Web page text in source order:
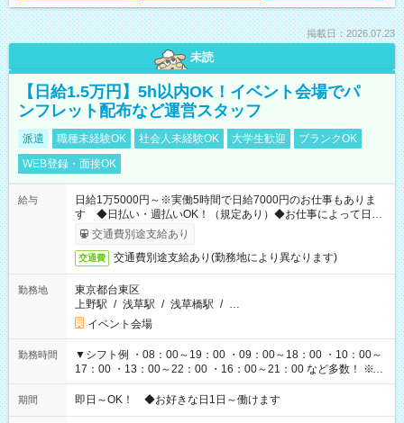
掲載日：2026.07.23
未読
【日給1.5万円】5h以内OK！イベント会場でパ
ンフレット配布など運営スタッフ
派遣 職種未経験OK 社会人未経験OK 大学生歓迎
ブランクOK
WEB登録・面接OK
給与
日給1万5000円～※実働5時間で日給7000円のお仕事もありま
す ◆日払い・週払いOK！（規定あり）◆お仕事によって日給
も異なります
交通費別途支給あり
交通費 交通費別途支給あり(勤務地により異なります)
勤務地
東京都台東区
上野駅 / 浅草駅 / 浅草橋駅 / …
イベント会場
勤務時間
▼シフト例 ・08：00～19：00 ・09：00～18：00 ・10：00～
17：00 ・13：00～22：00 ・16：00～21：00 など多数！ ※お
仕事により勤務時間が異なります
期間 即日～OK！ ◆お好きな日1日～働けます